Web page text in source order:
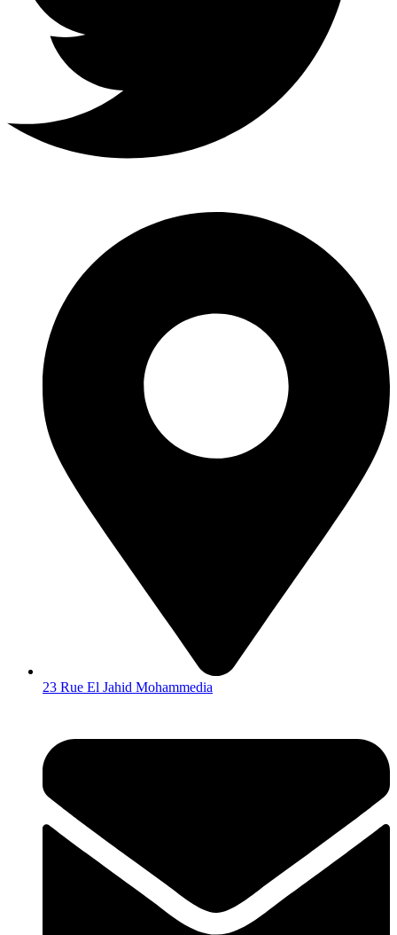
23 Rue El Jahid Mohammedia